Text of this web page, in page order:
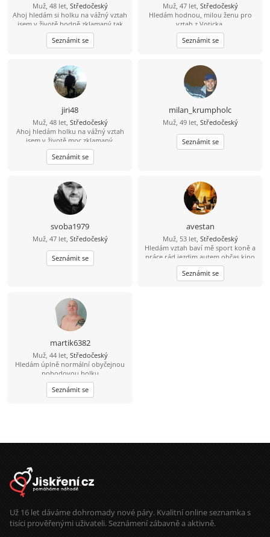
Muž, 48 let, Středočeský
Ahoj hledám si holku na vážný vztah
jsem v životě hodně zklamaný tak
doufám že si zde holku najdu.
Pokud se budu líbit nějaké holce tak
tady je moje číslo 704 124183 můžete
Seznámit se
Muž, 47 let, Středočeský
Hledám hodnou, milou ženu pro
vztah z Voticka.
Seznámit se
jiri48
Muž, 48 let, Středočeský
Ahoj hledám holku na vážný vztah
jsem v životě moc zklamaný.
Seznámit se
milan_krumpholc
Muž, 49 let, Středočeský
Seznámit se
svoba1979
Muž, 47 let, Středočeský
Seznámit se
avestan
Muž, 53 let, Středočeský
Hledám vztah baví mě sport koně a
práce rád jezdim autem občas kino
Seznámit se
martik6382
Muž, 44 let, Středočeský
Hledám úplně normální obyčejnou
pohodovou holku
Seznámit se
Už 16 let dáváme dohromady nové páry. Kvalitní online seznamka s
tisíci prověřenými uživateli. Seznámení zábavně a aktivně.